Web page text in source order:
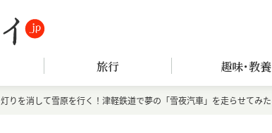
旅行 趣味･教養
灯りを消して雪原を行く！津軽鉄道で夢の「雪夜汽車」を走らせてみた